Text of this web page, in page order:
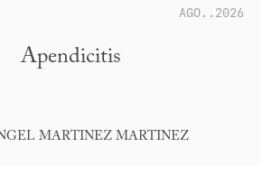
AGO..2026
Apendicitis
MARTINEZ MARTINEZ